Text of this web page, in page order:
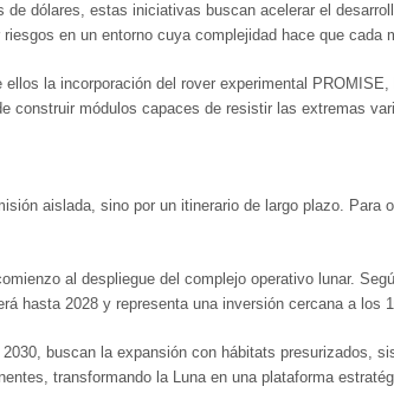
de dólares, estas iniciativas buscan acelerar el
en un entorno cuya complejidad hace que
ellos la incorporación del rover experimental
construir módulos capaces de resistir las extremas
aislada, sino por un itinerario de largo plazo.
al despliegue del complejo operativo lunar.
hasta 2028 y representa una inversión cercana a los
buscan la expansión con hábitats presurizados,
transformando la Luna en una plataforma